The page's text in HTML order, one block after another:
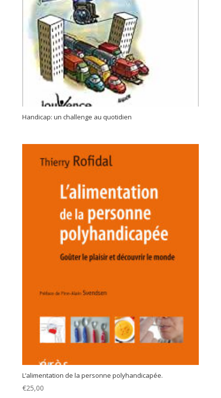
Handicap: un challenge au quotidien
L’alimentation de la personne polyhandicapée.
€25,00